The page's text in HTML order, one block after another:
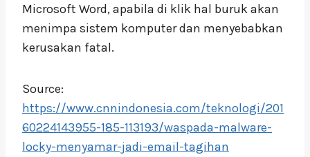
Microsoft Word, apabila di klik hal buruk akan
menimpa sistem komputer dan menyebabkan
kerusakan fatal.
Source:
https://www.cnnindonesia.com/teknologi/201
60224143955-185-113193/waspada-malware-
locky-menyamar-jadi-email-tagihan